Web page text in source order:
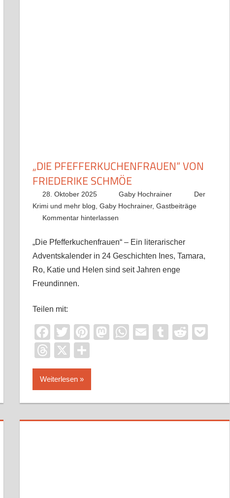
„DIE PFEFFERKUCHENFRAUEN“ VON
FRIEDERIKE SCHMÖE
28. Oktober 2025 Gaby Hochrainer
Der
Krimi und mehr blog Gaby Hochrainer, Gastbeiträge
Kommentar hinterlassen
„Die Pfefferkuchenfrauen“ – Ein literarischer
Adventskalender in 24 Geschichten Ines, Tamara,
Ro, Katie und Helen sind seit Jahren enge
Freundinnen.
Teilen mit:
Facebook
TwitterPinterest
Mastodon
WhatsApp
EmailTumblrReddit
Threads
X
Weiterlesen